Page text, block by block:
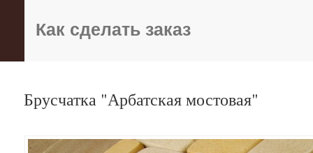
Как сделать заказ
Брусчатка "Арбатская мостовая"